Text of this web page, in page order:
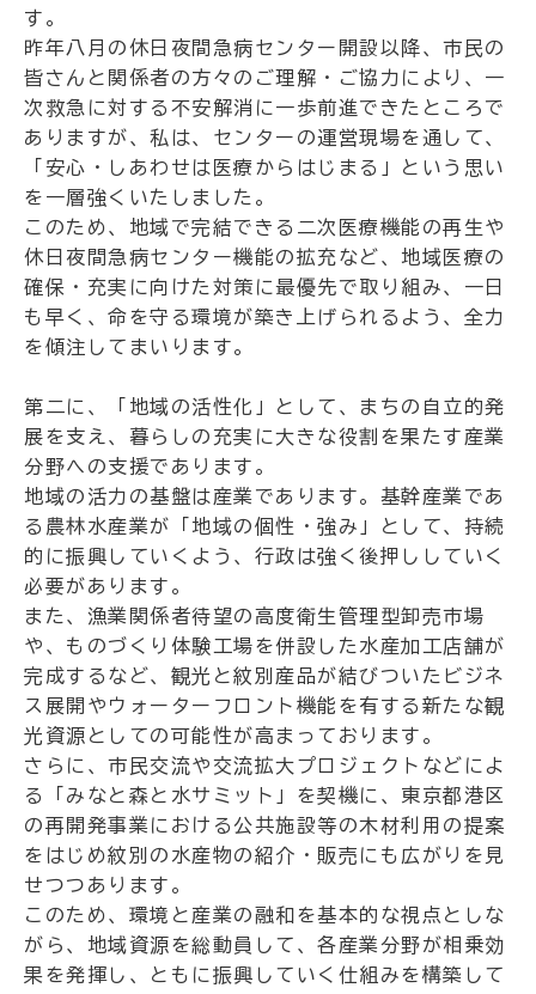
す。
昨年八月の休日夜間急病センター開設以降、市民の
皆さんと関係者の方々のご理解・ご協力により、一
次救急に対する不安解消に一歩前進できたところで
ありますが、私は、センターの運営現場を通して、
「安心・しあわせは医療からはじまる」という思い
を一層強くいたしました。
このため、地域で完結できる二次医療機能の再生や
休日夜間急病センター機能の拡充など、地域医療の
確保・充実に向けた対策に最優先で取り組み、一日
も早く、命を守る環境が築き上げられるよう、全力
を傾注してまいります。
第二に、「地域の活性化」として、まちの自立的発
展を支え、暮らしの充実に大きな役割を果たす産業
分野への支援であります。
地域の活力の基盤は産業であります。基幹産業であ
る農林水産業が「地域の個性・強み」として、持続
的に振興していくよう、行政は強く後押ししていく
必要があります。
また、漁業関係者待望の高度衛生管理型卸売市場
や、ものづくり体験工場を併設した水産加工店舗が
完成するなど、観光と紋別産品が結びついたビジネ
ス展開やウォーターフロント機能を有する新たな観
光資源としての可能性が高まっております。
さらに、市民交流や交流拡大プロジェクトなどによ
る「みなと森と水サミット」を契機に、東京都港区
の再開発事業における公共施設等の木材利用の提案
をはじめ紋別の水産物の紹介・販売にも広がりを見
せつつあります。
このため、環境と産業の融和を基本的な視点としな
がら、地域資源を総動員して、各産業分野が相乗効
果を発揮し、ともに振興していく仕組みを構築して